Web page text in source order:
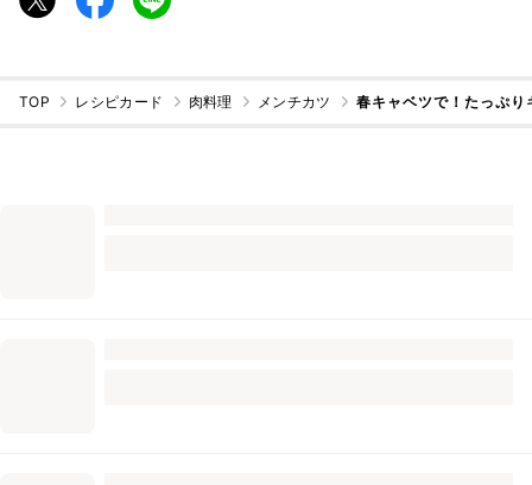
TOP レシピカード 肉料理 メンチカツ 春キャベツで！たっぷり